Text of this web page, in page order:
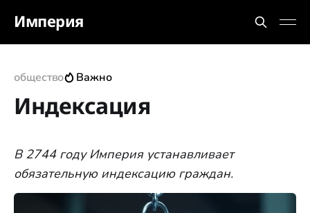
Империя
общество Важно
Индексация
В 2744 году Империя устанавливает
обязательную индексацию граждан.